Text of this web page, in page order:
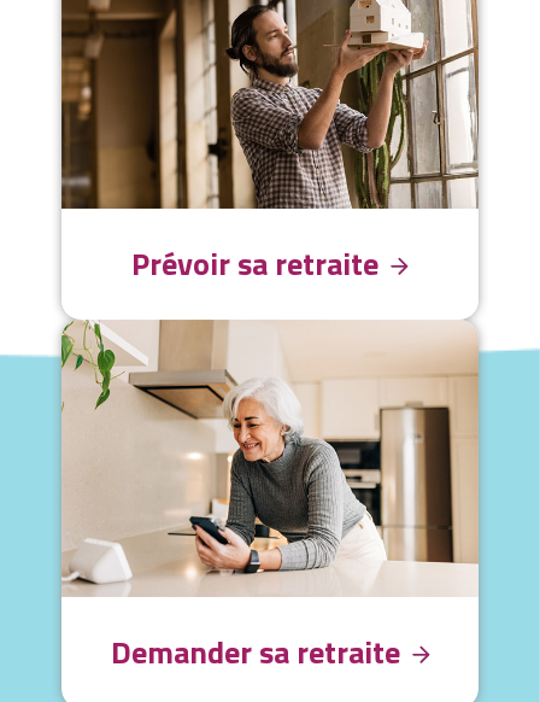
Prévoir sa retraite
Demander sa retraite